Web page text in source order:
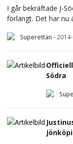
I går bekräftade J-
förlängt. Det har nu
Superettan -
Södra